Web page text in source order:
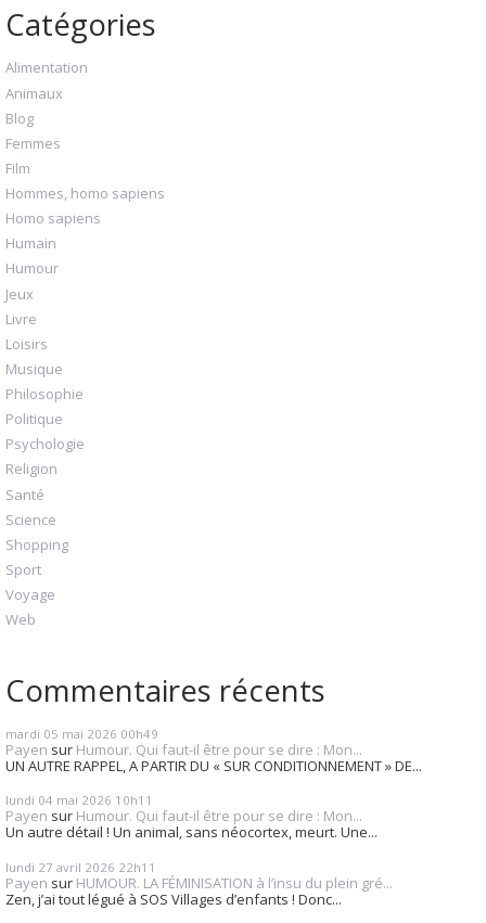
Catégories
Alimentation
Animaux
Blog
Femmes
Film
Hommes, homo sapiens
Homo sapiens
Humain
Humour
Jeux
Livre
Loisirs
Musique
Philosophie
Politique
Psychologie
Religion
Santé
Science
Shopping
Sport
Voyage
Web
Commentaires récents
mardi 05 mai 2026 00h49
Payen sur Humour. Qui faut-il être pour se dire : Mon...
UN AUTRE RAPPEL, A PARTIR DU « SUR CONDITIONNEMENT » DE...
lundi 04 mai 2026 10h11
Payen sur Humour. Qui faut-il être pour se dire : Mon...
Un autre détail ! Un animal, sans néocortex, meurt. Une...
lundi 27 avril 2026 22h11
Payen sur HUMOUR. LA FÉMINISATION à l’insu du plein gré...
Zen, j’ai tout légué à SOS Villages d’enfants ! Donc...